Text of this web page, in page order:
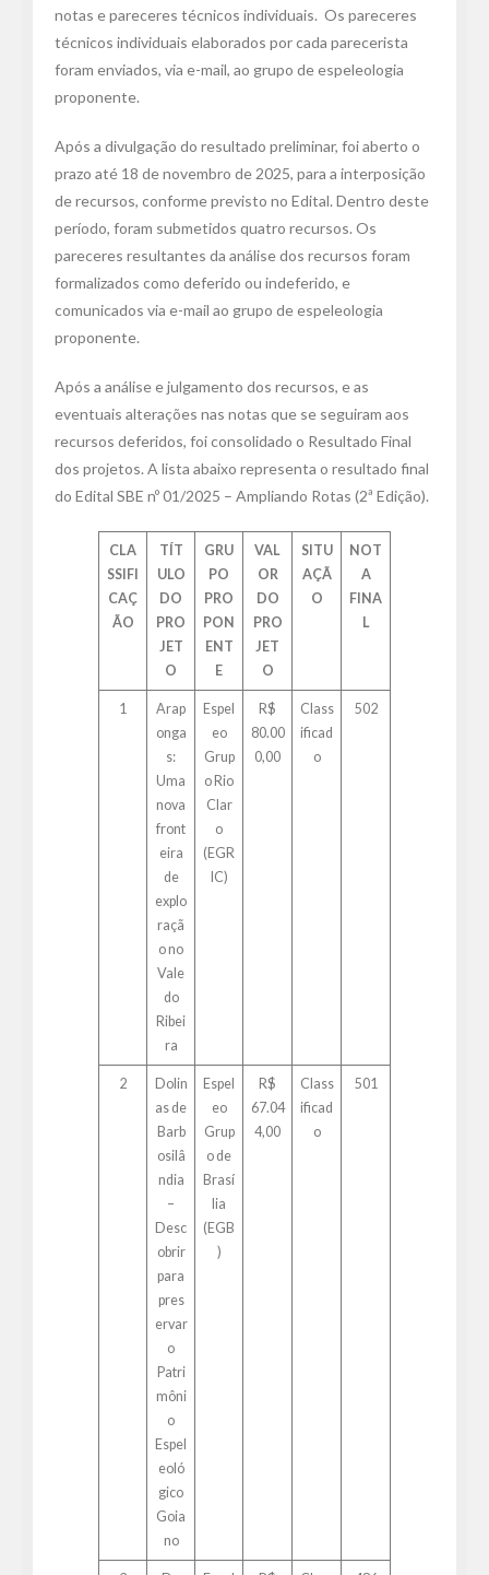
notas e pareceres técnicos individuais. Os pareceres
técnicos individuais elaborados por cada parecerista
foram enviados, via e-mail, ao grupo de espeleologia
proponente.
Após a divulgação do resultado preliminar, foi aberto o
prazo até 18 de novembro de 2025, para a interposição
de recursos, conforme previsto no Edital. Dentro deste
período, foram submetidos quatro recursos. Os
pareceres resultantes da análise dos recursos foram
formalizados como deferido ou indeferido, e
comunicados via e-mail ao grupo de espeleologia
proponente.
Após a análise e julgamento dos recursos, e as
eventuais alterações nas notas que se seguiram aos
recursos deferidos, foi consolidado o Resultado Final
dos projetos. A lista abaixo representa o resultado final
do Edital SBE nº 01/2025 – Ampliando Rotas (2ª Edição).
CLA
SSIFI
CAÇ
ÃO
TÍT
ULO
DO
PRO
JET
O
GRU
PO
PRO
PON
ENT
E
VAL
OR
DO
PRO
JET
O
SITU
AÇÃ
O
NOT
A
FINA
L
1
Arap
onga
s:
Uma
nova
front
eira
de
explo
raçã
o no
Vale
do
Ribei
ra
Espel
eo
Grup
o Rio
Clar
o
(EGR
IC)
R$
80.00
0,00
Class
ificad
o
502
2
Dolin
as de
Barb
osilâ
ndia
–
Desc
obrir
para
pres
ervar
o
Patri
môni
o
Espel
eoló
gico
Goia
no
Espel
eo
Grup
o de
Brasí
lia
(EGB
)
R$
67.04
4,00
Class
ificad
o
501